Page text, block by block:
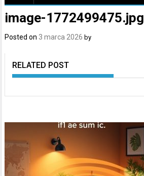
image-1772499475.jpg
Posted on 3 marca 2026 by
RELATED POST